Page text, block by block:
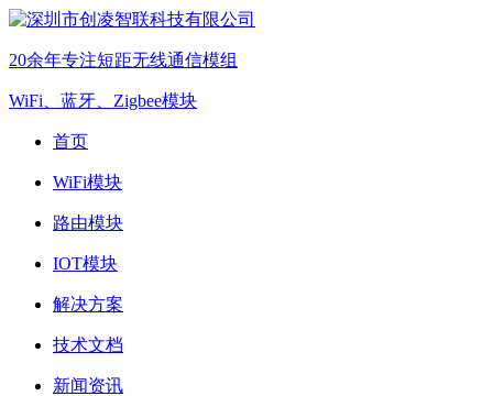
20余年专注短距无线通信模组
WiFi、蓝牙、Zigbee模块
首页
WiFi模块
路由模块
IOT模块
解决方案
技术文档
新闻资讯